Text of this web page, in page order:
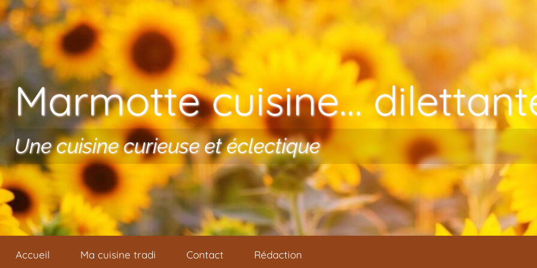
Aller au contenu
Marmotte cuisine…
Une cuisine curieuse et éclectique
Accueil Ma cuisine tradi Contact Rédaction